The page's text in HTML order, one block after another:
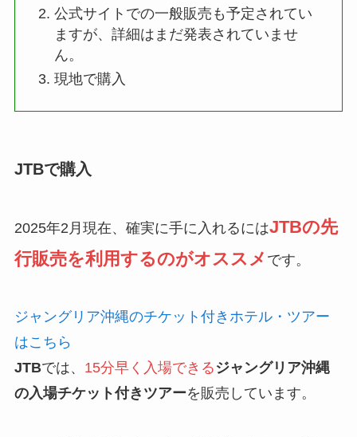
公式サイトでの一般販売も予定されてい
ますが、詳細はまだ発表されていませ
ん。
現地で購入
JTBで購入
2025年2月現在、確実に手に入れるにはJTBの先
行販売を利用するのがオススメ です。
ジャングリア沖縄のチケット付きホテル・ツアー
はこちら
JTBでは、 15分早く入場できる ジャングリア沖縄
の入場チケット付きツアーを販売しています。